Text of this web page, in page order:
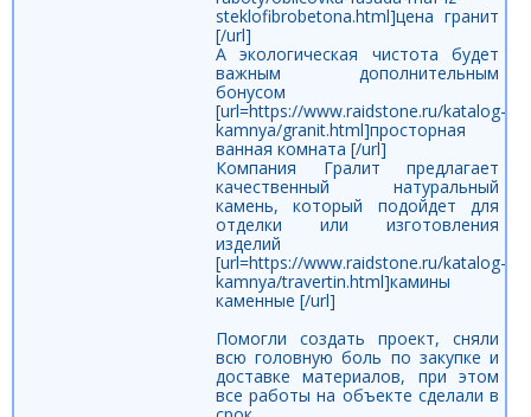
steklofibrobetona.html]цена гранит
[/url]
А экологическая чистота будет
важным дополнительным
бонусом
[url=https://www.raidstone.ru/katalog-
kamnya/granit.html]просторная
ванная комната [/url]
Компания Гралит предлагает
качественный натуральный
камень, который подойдет для
отделки или изготовления
изделий
[url=https://www.raidstone.ru/katalog-
kamnya/travertin.html]камины
каменные [/url]
Помогли создать проект, сняли
всю головную боль по закупке и
доставке материалов, при этом
все работы на объекте сделали в